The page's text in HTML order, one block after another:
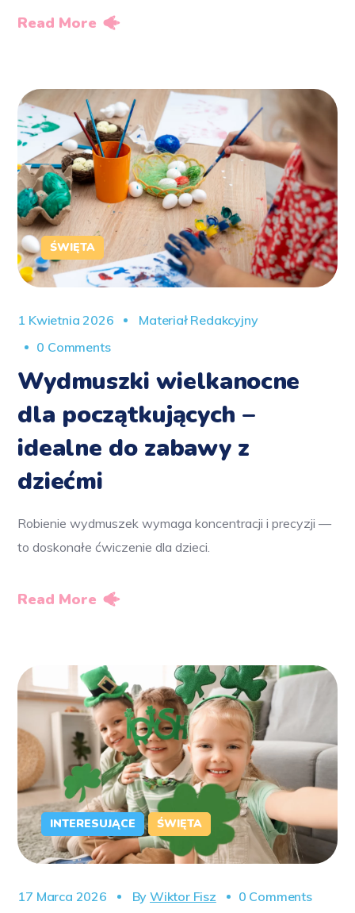
Read More
ŚWIĘTA
1 Kwietnia 2026
Materiał Redakcyjny
0 Comments
Wydmuszki wielkanocne
dla początkujących –
idealne do zabawy z
dziećmi
Robienie wydmuszek wymaga koncentracji i precyzji —
to doskonałe ćwiczenie dla dzieci.
Read More
INTERESUJĄCE ŚWIĘTA
17 Marca 2026 ByWiktor Fisz 0 Comments